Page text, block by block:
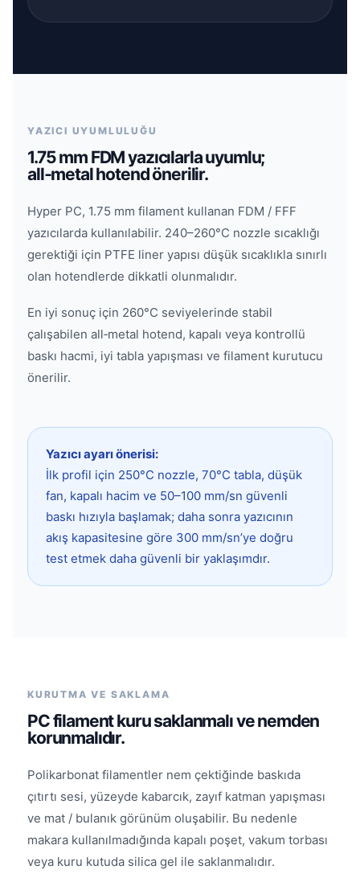
YAZICI UYUMLULUĞU
1.75 mm FDM yazıcılarla uyumlu;
all‑metal hotend önerilir.
Hyper PC, 1.75 mm filament kullanan FDM / FFF
yazıcılarda kullanılabilir. 240–260°C nozzle sıcaklığı
gerektiği için PTFE liner yapısı düşük sıcaklıkla sınırlı
olan hotendlerde dikkatli olunmalıdır.
En iyi sonuç için 260°C seviyelerinde stabil
çalışabilen all‑metal hotend, kapalı veya kontrollü
baskı hacmi, iyi tabla yapışması ve filament kurutucu
önerilir.
Yazıcı ayarı önerisi:
İlk profil için 250°C nozzle, 70°C tabla, düşük
fan, kapalı hacim ve 50–100 mm/sn güvenli
baskı hızıyla başlamak; daha sonra yazıcının
akış kapasitesine göre 300 mm/sn’ye doğru
test etmek daha güvenli bir yaklaşımdır.
KURUTMA VE SAKLAMA
PC filament kuru saklanmalı ve nemden
korunmalıdır.
Polikarbonat filamentler nem çektiğinde baskıda
çıtırtı sesi, yüzeyde kabarcık, zayıf katman yapışması
ve mat / bulanık görünüm oluşabilir. Bu nedenle
makara kullanılmadığında kapalı poşet, vakum torbası
veya kuru kutuda silica gel ile saklanmalıdır.